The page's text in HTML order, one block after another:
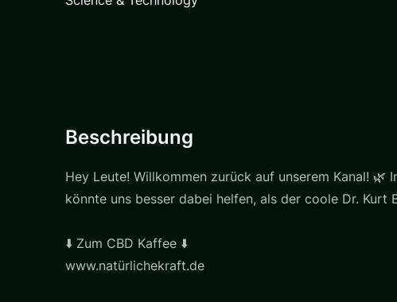
Beschreibung
Hey Leute! Willkommen zurück auf unserem Kanal!
könnte uns besser dabei helfen, als der coole Dr. Kurt
⬇️ Zum CBD Kaffee ⬇️
www.natürlichekraft.de